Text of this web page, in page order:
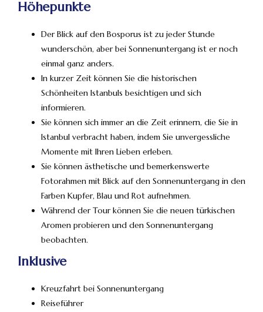
Höhepunkte
Der Blick auf den Bosporus ist zu jeder Stunde
wunderschön, aber bei Sonnenuntergang ist er noch
einmal ganz anders.
In kurzer Zeit können Sie die historischen
Schönheiten Istanbuls besichtigen und sich
informieren.
Sie können sich immer an die Zeit erinnern, die Sie in
Istanbul verbracht haben, indem Sie unvergessliche
Momente mit Ihren Lieben erleben.
Sie können ästhetische und bemerkenswerte
Fotorahmen mit Blick auf den Sonnenuntergang in den
Farben Kupfer, Blau und Rot aufnehmen.
Während der Tour können Sie die neuen türkischen
Aromen probieren und den Sonnenuntergang
beobachten.
Inklusive
Kreuzfahrt bei Sonnenuntergang
Reiseführer